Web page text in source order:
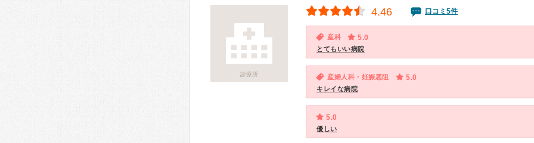
診療所
4.46 口コミ5件
産科 5.0
とてもいい病院
産婦人科・妊娠悪阻 5.0
キレイな病院
5.0
優しい